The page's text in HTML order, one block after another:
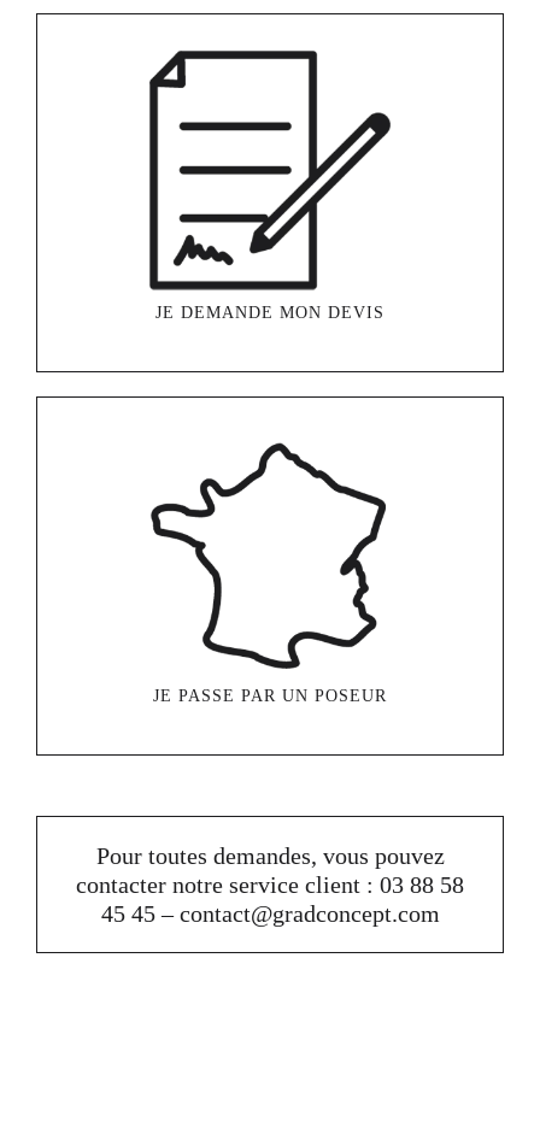
JE DEMANDE MON DEVIS
JE PASSE PAR UN POSEUR
Pour toutes demandes, vous pouvez
contacter notre service client : 03 88 58
45 45 – contact@gradconcept.com